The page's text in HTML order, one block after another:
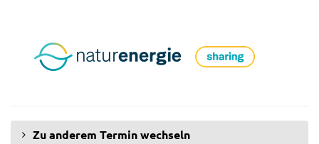
springen
Zu anderem Termin wechseln